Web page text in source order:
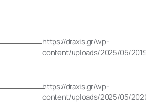
https://draxis.gr/wp-
content/uploads/2025/05/
https://draxis.gr/wp-
content/uploads/2025/05/